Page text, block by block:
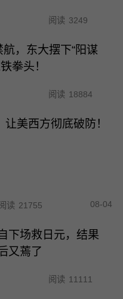
阅读 3249
，东大摆下“阳谋
拳头！
阅读 18884
美西方彻底破防！
读 21755 08-04
下场救日元，结果
又蔫了
阅读 11111